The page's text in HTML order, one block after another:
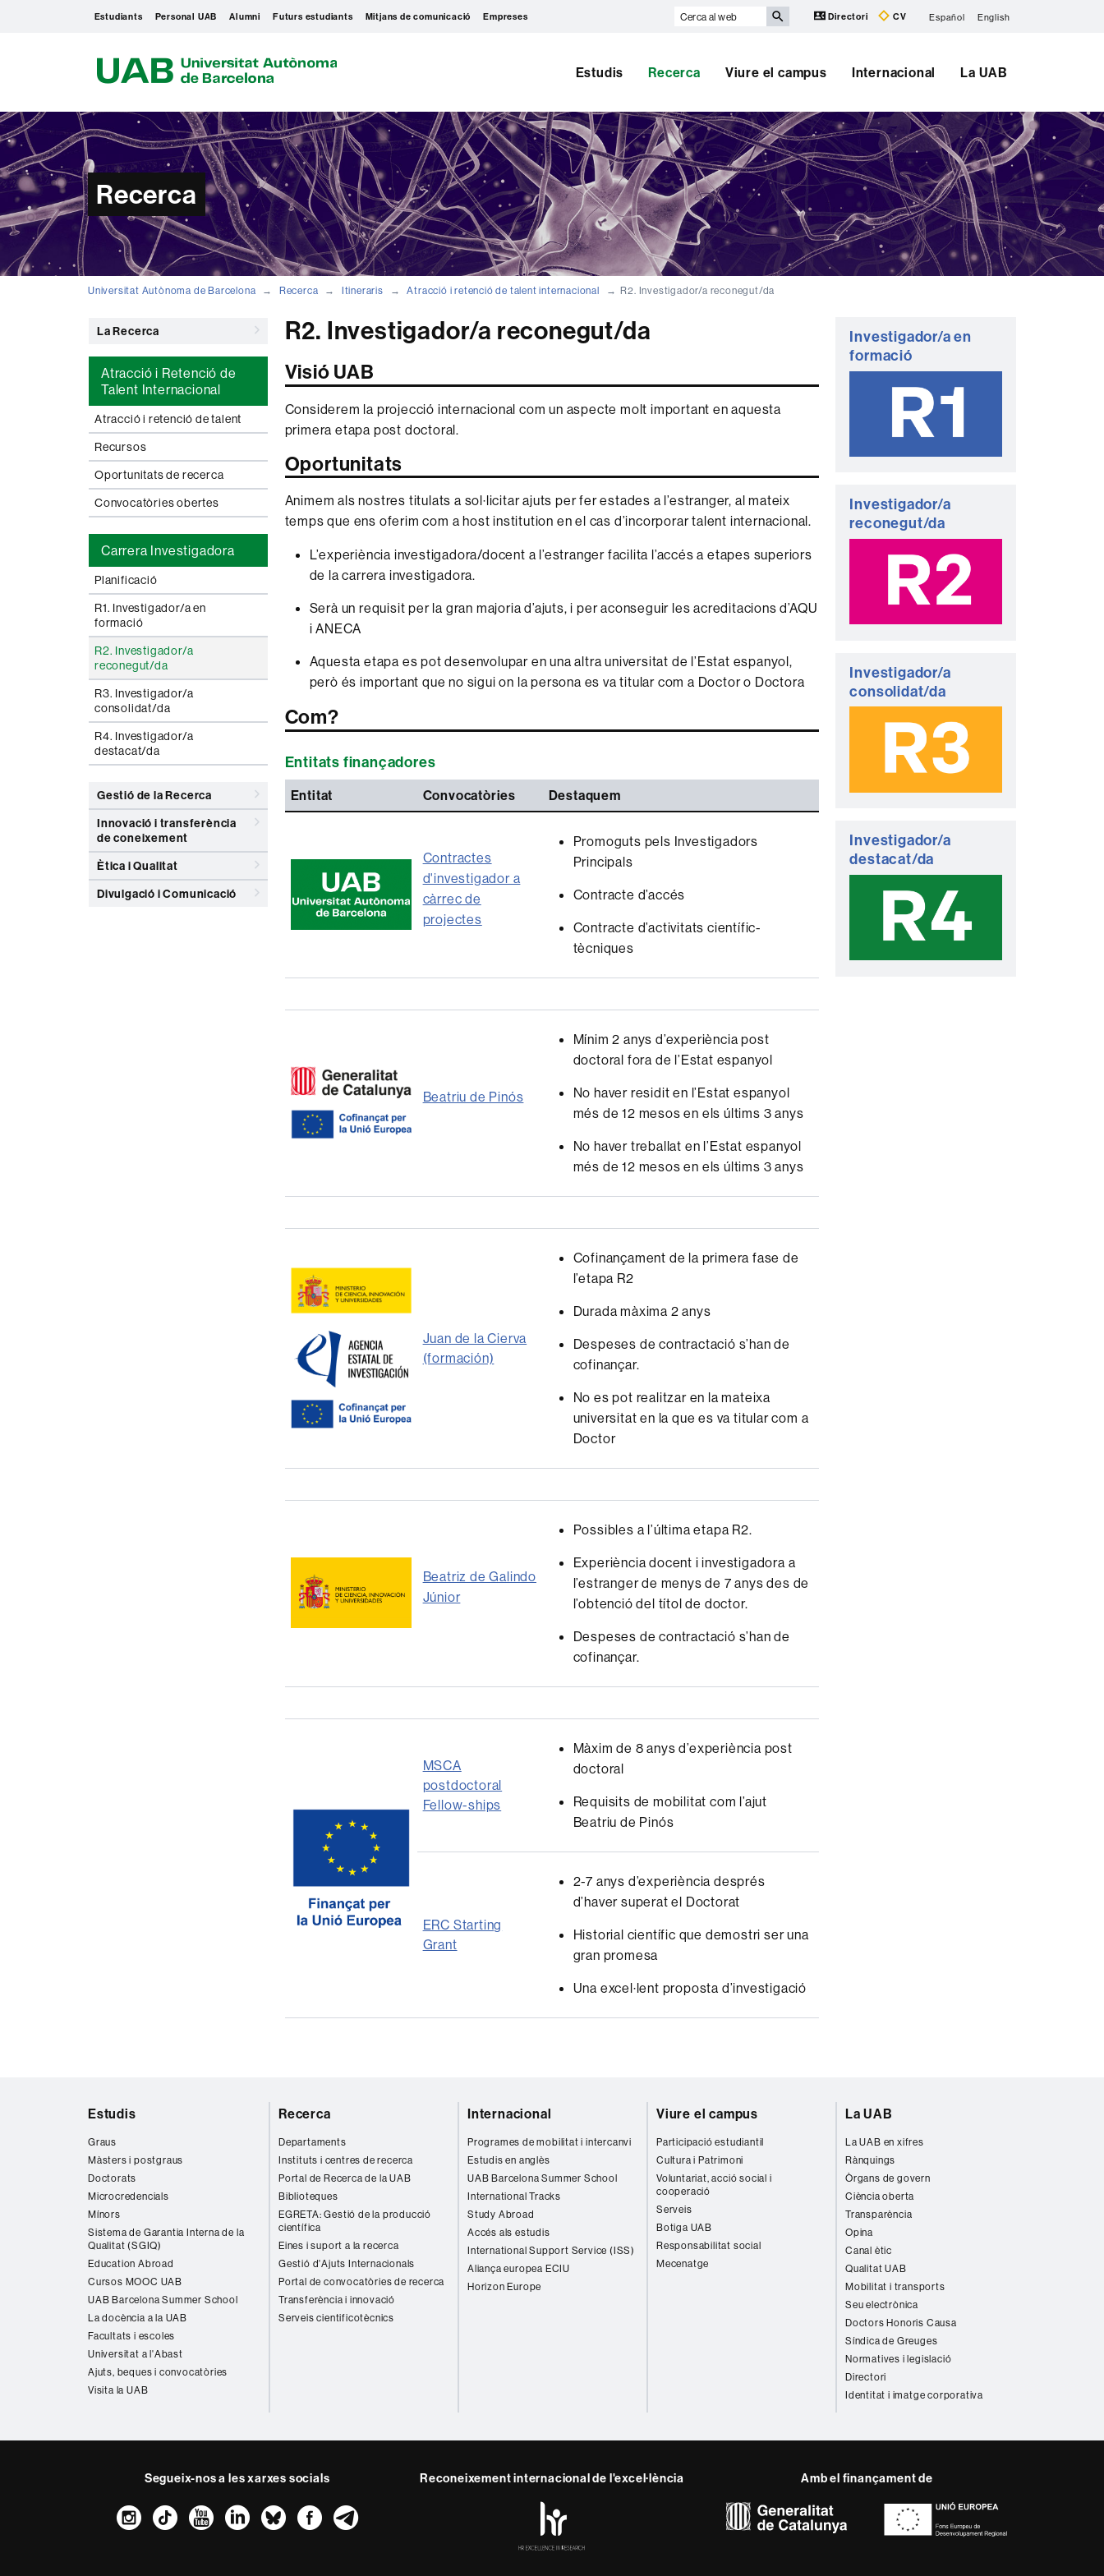
Estudiants Personal UAB Alumni Futurs estudiants Mitjans de comunicació Empreses
Cerca
Directori CV Español English
A
Estudis Recerca Viure el campus Internacional La UAB
Recerca
Universitat Autònoma de Barcelona Recerca Itineraris Atracció i retenció de talent internacional R2. Investigador/a reconegut/da
La Recerca
Atracció i Retenció de
Talent Internacional
Atracció i retenció de talent
Recursos
Oportunitats de recerca
Convocatòries obertes
Carrera Investigadora
Planificació
R1. Investigador/a en
formació
R2. Investigador/a
reconegut/da
R3. Investigador/a
consolidat/da
R4. Investigador/a
destacat/da
Gestió de la Recerca
Innovació i transferència
de coneixement
Ètica i Qualitat
Divulgació i Comunicació
R2. Investigador/a reconegut/da
Visió UAB
Considerem la projecció internacional com un aspecte molt important en aquesta
primera etapa post doctoral.
Oportunitats
Animem als nostres titulats a sol·licitar ajuts per fer estades a l’estranger, al mateix
temps que ens oferim com a host institution en el cas d’incorporar talent internacional.
L’experiència investigadora/docent a l’estranger facilita l’accés a etapes superiors
de la carrera investigadora.
Serà un requisit per la gran majoria d’ajuts, i per aconseguir les acreditacions d’AQU
i ANECA
Aquesta etapa es pot desenvolupar en una altra universitat de l’Estat espanyol,
però és important que no sigui on la persona es va titular com a Doctor o Doctora
Com?
Entitats finançadores
Entitat Convocatòries Destaquem
Contractes
d'investigador a
càrrec de
projectes
Promoguts pels Investigadors
Principals
Contracte d’accés
Contracte d’activitats científic-
tècniques
Beatriu de Pinós
Mínim 2 anys d’experiència post
doctoral fora de l’Estat espanyol
No haver residit en l’Estat espanyol
més de 12 mesos en els últims 3 anys
No haver treballat en l’Estat espanyol
més de 12 mesos en els últims 3 anys
Juan de la Cierva
(formación)
Cofinançament de la primera fase de
l’etapa R2
Durada màxima 2 anys
Despeses de contractació s’han de
cofinançar.
No es pot realitzar en la mateixa
universitat en la que es va titular com a
Doctor
Beatriz de Galindo
Júnior
Possibles a l’última etapa R2.
Experiència docent i investigadora a
l’estranger de menys de 7 anys des de
l’obtenció del títol de doctor.
Despeses de contractació s’han de
cofinançar.
MSCA
postdoctoral
Fellow-ships
Màxim de 8 anys d’experiència post
doctoral
Requisits de mobilitat com l’ajut
Beatriu de Pinós
ERC Starting
Grant
2-7 anys d’experiència després
d’haver superat el Doctorat
Historial científic que demostri ser una
gran promesa
Una excel·lent proposta d’investigació
Informació
complementària
Investigador/a en
formació
Investigador/a
reconegut/da
Investigador/a
consolidat/da
Investigador/a
destacat/da
Estudis
Graus
Màsters i postgraus
Doctorats
Microcredencials
Mínors
Sistema de Garantia Interna de la
Qualitat (SGIQ)
Education Abroad
Cursos MOOC UAB
UAB Barcelona Summer School
La docència a la UAB
Facultats i escoles
Universitat a l'Abast
Ajuts, beques i convocatòries
Visita la UAB
Recerca
Departaments
Instituts i centres de recerca
Portal de Recerca de la UAB
Biblioteques
EGRETA: Gestió de la producció
científica
Eines i suport a la recerca
Gestió d'Ajuts Internacionals
Portal de convocatòries de recerca
Transferència i innovació
Serveis cientificotècnics
Internacional
Programes de mobilitat i intercanvi
Estudis en anglès
UAB Barcelona Summer School
International Tracks
Study Abroad
Accés als estudis
International Support Service (ISS)
Aliança europea ECIU
Horizon Europe
Viure el campus
Participació estudiantil
Cultura i Patrimoni
Voluntariat, acció social i
cooperació
Serveis
Botiga UAB
Responsabilitat social
Mecenatge
La UAB
La UAB en xifres
Rànquings
Òrgans de govern
Ciència oberta
Transparència
Opina
Canal ètic
Qualitat UAB
Mobilitat i transports
Seu electrònica
Doctors Honoris Causa
Síndica de Greuges
Normatives i legislació
Directori
Identitat i imatge corporativa
Segueix-nos a les xarxes socials
Instagram
TikTokYouTube
LinkedIn
BlueskyFacebook
Telegram
Reconeixement internacional de l'excel·lència Amb el finançament de